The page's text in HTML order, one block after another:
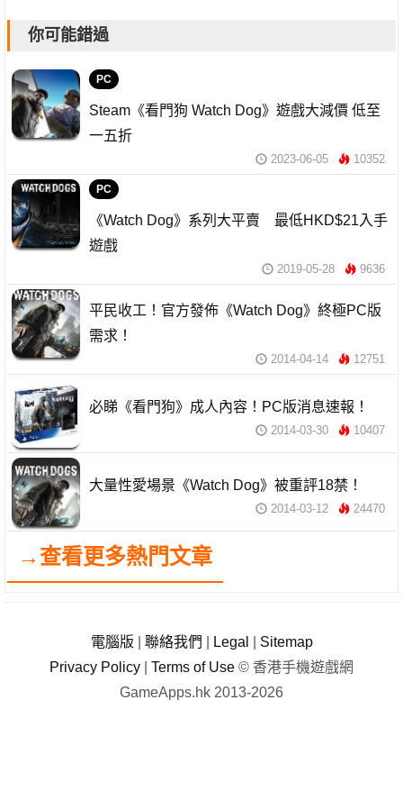
你可能錯過
PC
Steam《看門狗 Watch Dog》遊戲大減價 低至
一五折
2023-06-05 10352
PC
《Watch Dog》系列大平賣 最低HKD$21入手
遊戲
2019-05-28 9636
平民收工！官方發佈《Watch Dog》終極PC版
需求！
2014-04-14 12751
必睇《看門狗》成人內容！PC版消息速報！
2014-03-30 10407
大量性愛場景《Watch Dog》被重評18禁！
2014-03-12 24470
→查看更多熱門文章
電腦版 聯絡我們 Legal
Sitemap
Privacy Policy
Terms of Use © 香港手機遊戲網
GameApps.hk 2013-2026